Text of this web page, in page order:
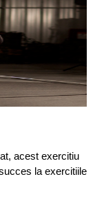
acest exercitiu
la exercitiile